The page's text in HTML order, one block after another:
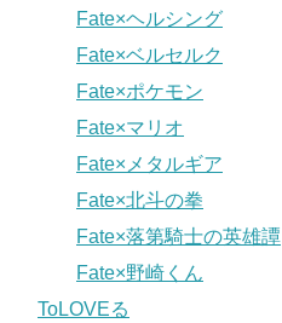
Fate×ヘルシング
Fate×ベルセルク
Fate×ポケモン
Fate×マリオ
Fate×メタルギア
Fate×北斗の拳
Fate×落第騎士の英雄譚
Fate×野崎くん
ToLOVEる